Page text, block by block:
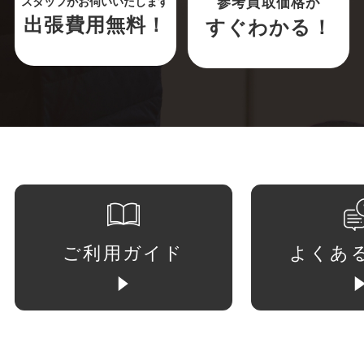
出張費用無料！ すぐわかる！
ご利用ガイド よくあ